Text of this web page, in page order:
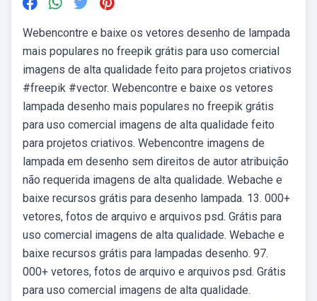
Webencontre e baixe os vetores desenho de lampada
mais populares no freepik grátis para uso comercial
imagens de alta qualidade feito para projetos criativos
#freepik #vector. Webencontre e baixe os vetores
lampada desenho mais populares no freepik grátis
para uso comercial imagens de alta qualidade feito
para projetos criativos. Webencontre imagens de
lampada em desenho sem direitos de autor atribuição
não requerida imagens de alta qualidade. Webache e
baixe recursos grátis para desenho lampada. 13. 000+
vetores, fotos de arquivo e arquivos psd. Grátis para
uso comercial imagens de alta qualidade. Webache e
baixe recursos grátis para lampadas desenho. 97.
000+ vetores, fotos de arquivo e arquivos psd. Grátis
para uso comercial imagens de alta qualidade.